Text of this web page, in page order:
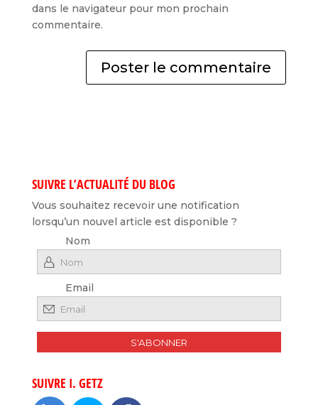
dans le navigateur pour mon prochain
commentaire.
SUIVRE L’ACTUALITÉ DU BLOG
Vous souhaitez recevoir une notification
lorsqu’un nouvel article est disponible ?
Nom
Email
SUIVRE I. GETZ